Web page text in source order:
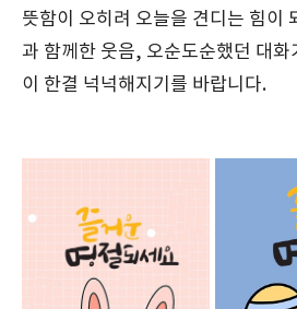
뜻함이 오히려 오늘을 견디는 힘이
과 함께한 웃음, 오순도순했던 대화
이 한결 넉넉해지기를 바랍니다.